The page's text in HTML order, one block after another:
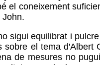
el coneixement
John.
sigui equilibrat i
sobre el tema
de mesures no